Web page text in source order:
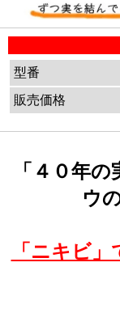
型番
販売価格
「４０年
ウ
「ニキビ